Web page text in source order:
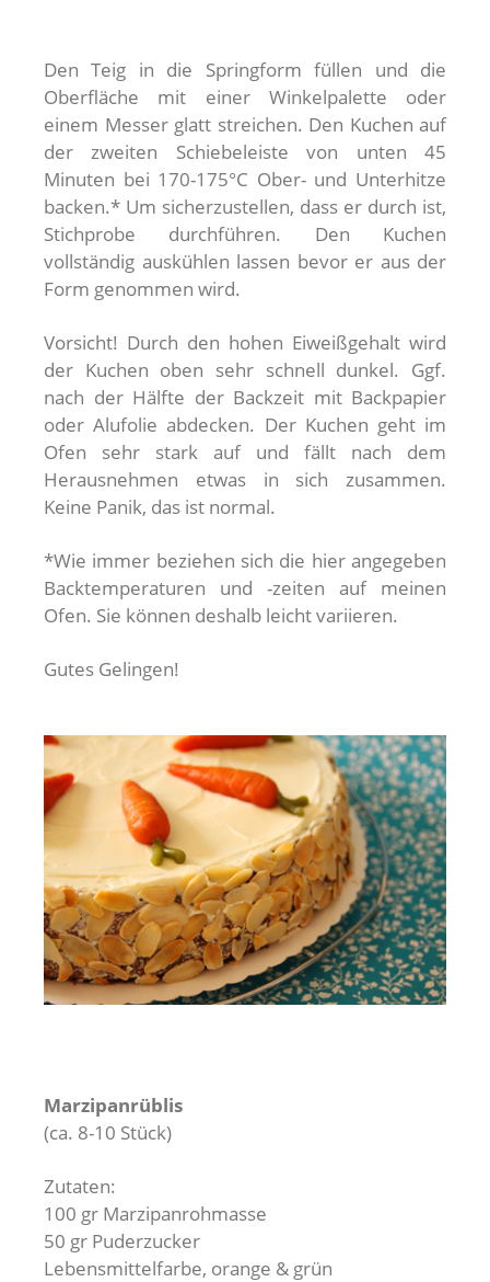
Den Teig in die Springform füllen und die
Oberfläche mit einer Winkelpalette oder
einem Messer glatt streichen. Den Kuchen auf
der zweiten Schiebeleiste von unten 45
Minuten bei 170-175°C Ober- und Unterhitze
backen.* Um sicherzustellen, dass er durch ist,
Stichprobe durchführen. Den Kuchen
vollständig auskühlen lassen bevor er aus der
Form genommen wird.
Vorsicht! Durch den hohen Eiweißgehalt wird
der Kuchen oben sehr schnell dunkel. Ggf.
nach der Hälfte der Backzeit mit Backpapier
oder Alufolie abdecken. Der Kuchen geht im
Ofen sehr stark auf und fällt nach dem
Herausnehmen etwas in sich zusammen.
Keine Panik, das ist normal.
*Wie immer beziehen sich die hier angegeben
Backtemperaturen und -zeiten auf meinen
Ofen. Sie können deshalb leicht variieren.
Gutes Gelingen!
Marzipanrüblis
(ca. 8-10 Stück)
Zutaten:
100 gr Marzipanrohmasse
50 gr Puderzucker
Lebensmittelfarbe, orange & grün